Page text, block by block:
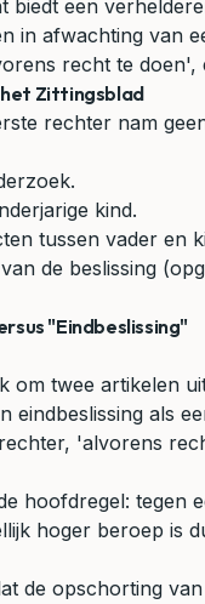
een
in afwachting van
recht te
het Zittingsblad
rechter nam
kind.
tussen vader en
de beslissing
"Eindbeslissing"
om twee artikelen
eindbeslissing als
'alvorens
hoofdregel: tegen
hoger beroep is
de opschorting